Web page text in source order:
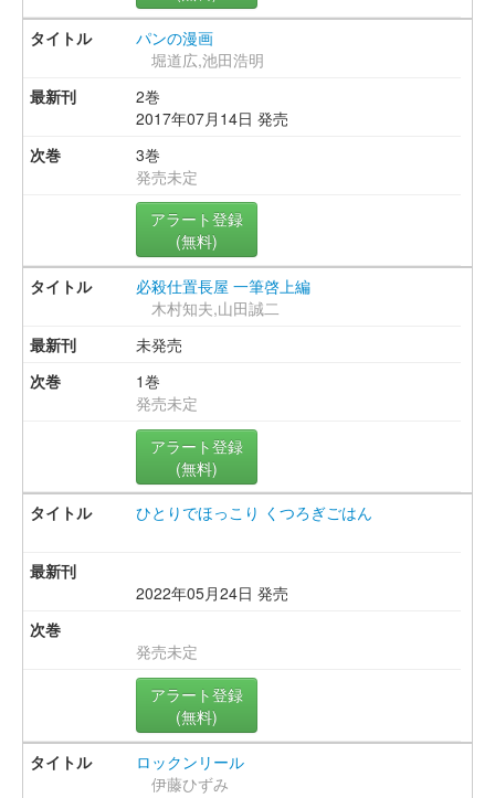
パンの漫画
堀道広,池田浩明
2巻
2017年07月14日 発売
3巻
発売未定
アラート登録
(無料)
必殺仕置長屋 一筆啓上編
木村知夫,山田誠二
未発売
1巻
発売未定
アラート登録
(無料)
ひとりでほっこり くつろぎごはん
2022年05月24日 発売
発売未定
アラート登録
(無料)
ロックンリール
伊藤ひずみ